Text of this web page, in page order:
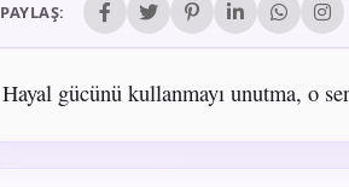
PAYLAŞ:
Hayal gücünü kullanmayı unutma, o